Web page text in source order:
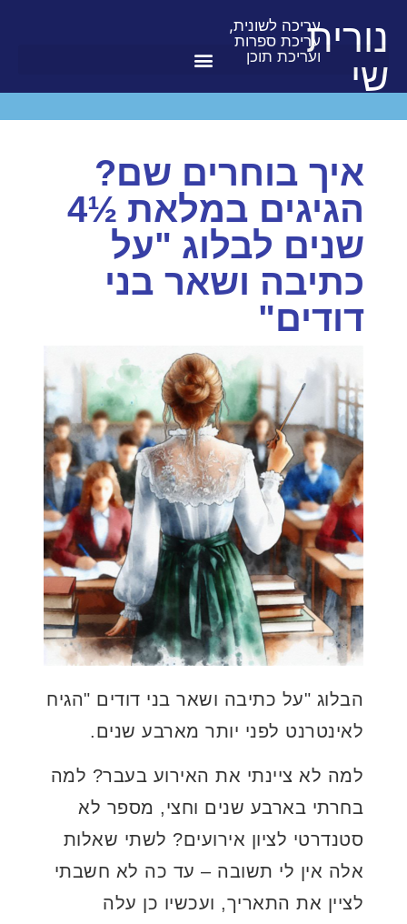
נורית
שי
עריכה לשונית,
עריכת ספרות
ועריכת תוכן
איך בוחרים שם?
הגיגים במלאת ½4
שנים לבלוג "על
כתיבה ושאר בני
דודים"
הבלוג "על כתיבה ושאר בני דודים "הגיח
לאינטרנט לפני יותר מארבע שנים.
למה לא ציינתי את האירוע בעבר? למה
בחרתי בארבע שנים וחצי, מספר לא
סטנדרטי לציון אירועים? לשתי שאלות
אלה אין לי תשובה – עד כה לא חשבתי
לציין את התאריך, ועכשיו כן עלה